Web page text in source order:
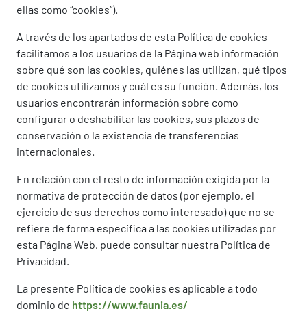
ellas como “cookies”).
A través de los apartados de esta Política de cookies
facilitamos a los usuarios de la Página web información
sobre qué son las cookies, quiénes las utilizan, qué tipos
de cookies utilizamos y cuál es su función. Además, los
usuarios encontrarán información sobre como
configurar o deshabilitar las cookies, sus plazos de
conservación o la existencia de transferencias
internacionales.
En relación con el resto de información exigida por la
normativa de protección de datos (por ejemplo, el
ejercicio de sus derechos como interesado) que no se
refiere de forma específica a las cookies utilizadas por
esta Página Web, puede consultar nuestra Política de
Privacidad.
La presente Política de cookies es aplicable a todo
dominio de https://www.faunia.es/